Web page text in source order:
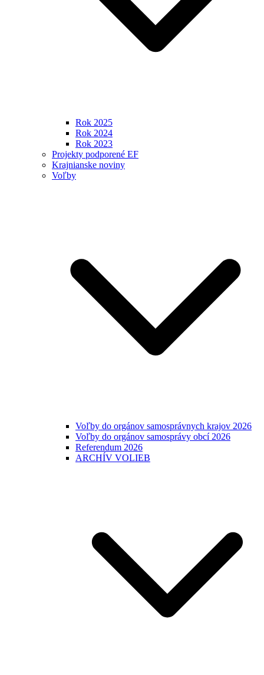
Rok 2025
Rok 2024
Rok 2023
Projekty podporené EF
Krajnianske noviny
Voľby
Voľby do orgánov samosprávnych krajov 2026
Voľby do orgánov samosprávy obcí 2026
Referendum 2026
ARCHÍV VOLIEB